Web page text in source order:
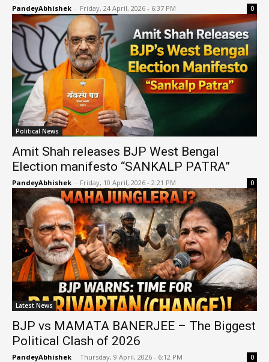
PandeyAbhishek - Friday, 24 April, 2026 - 6:37 PM 0
Political News
Amit Shah releases BJP West Bengal
Election manifesto “SANKALP PATRA”
PandeyAbhishek - Friday, 10 April, 2026 - 2:21 PM 0
Latest News
BJP vs MAMATA BANERJEE – The Biggest
Political Clash of 2026
PandeyAbhishek - Thursday, 9 April, 2026 - 6:12 PM 0